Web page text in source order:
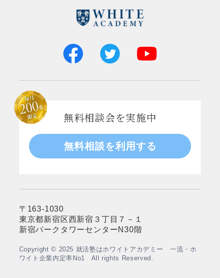
無料相談会を実施中
無料相談を利用する
〒163-1030
東京都新宿区西新宿３丁目７－１
新宿パークタワーセンターN30階
Copyright © 2025 就活塾はホワイトアカデミー 一流・ホ
ワイト企業内定率No1 All rights Reserved.